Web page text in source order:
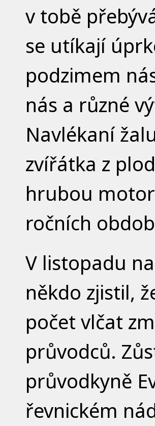
v tobě
se utíkají
podzimem
nás a různé
Navlékaní
zvířátka z
hrubou
ročních
V listopadu
někdo zjistil,
počet vlčat
průvodců.
průvodkyně
řevnickém